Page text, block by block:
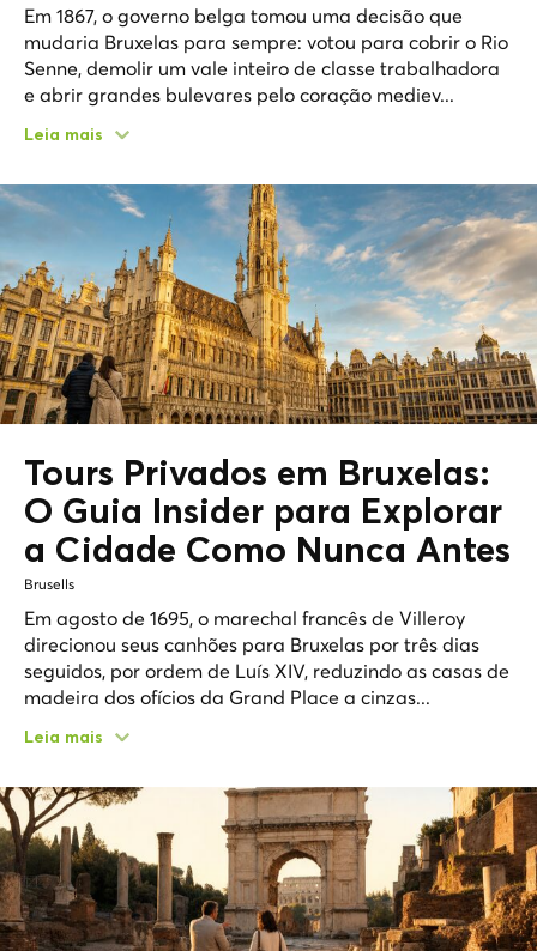
Em 1867, o governo belga tomou uma decisão que
mudaria Bruxelas para sempre: votou para cobrir o Rio
Senne, demolir um vale inteiro de classe trabalhadora
e abrir grandes bulevares pelo coração mediev...
Leia mais
Tours Privados em Bruxelas:
O Guia Insider para Explorar
a Cidade Como Nunca Antes
Brusells
Em agosto de 1695, o marechal francês de Villeroy
direcionou seus canhões para Bruxelas por três dias
seguidos, por ordem de Luís XIV, reduzindo as casas de
madeira dos ofícios da Grand Place a cinzas...
Leia mais